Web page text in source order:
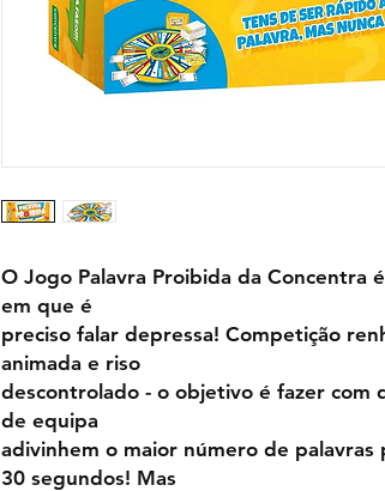
O Jogo Palavra Proibida da Concentra
em que é
preciso falar depressa! Competição
animada e riso
descontrolado - o objetivo é fazer com
de equipa
adivinhem o maior número de palavras
30 segundos! Mas